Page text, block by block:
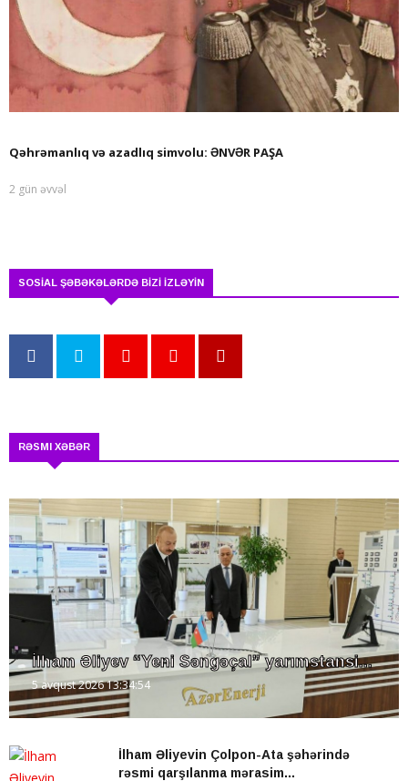
Qəhrəmanlıq və azadlıq simvolu: ƏNVƏR PAŞA
2 gün əvvəl
SOSİAL ŞƏBƏKƏLƏRDƏ BİZİ İZLƏYİN
RƏSMI XƏBƏR
İlham Əliyev “Yeni Səngəçal” yarımstansi...
5 avqust 2026 13:34:54
İlham Əliyevin Çolpon-Ata şəhərində
rəsmi qarşılanma mərasim...